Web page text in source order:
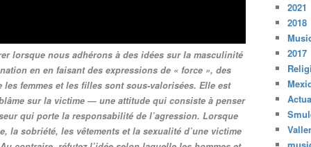
lorsque nous adhérons à des idées sur la masculinité
en en faisant des expressions de « force », des
les femmes et les filles sont sous-valorisées. Elle est
sur la victime — une attitude qui consiste à penser
qui porte la responsabilité de l’agression. Lorsque
la sobriété, les vêtements et la sexualité d’une victime
2021
2018
2017